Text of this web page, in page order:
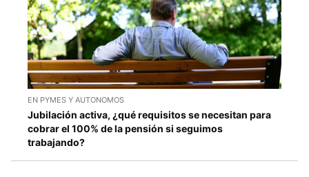
EN PYMES Y AUTONOMOS
Jubilación activa, ¿qué requisitos se necesitan para
cobrar el 100% de la pensión si seguimos
trabajando?